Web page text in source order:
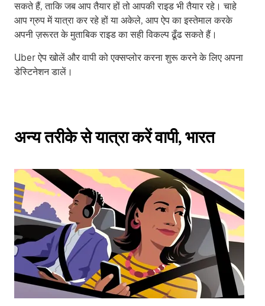
सकते हैं, ताकि जब आप तैयार हों तो आपकी राइड भी तैयार रहे। चाहे
आप ग्रुप में यात्रा कर रहे हों या अकेले, आप ऐप का इस्तेमाल करके
अपनी ज़रूरत के मुताबिक राइड का सही विकल्प ढूँढ सकते हैं।
Uber ऐप खोलें और वापी को एक्सप्लोर करना शुरू करने के लिए अपना
डेस्टिनेशन डालें।
अन्य तरीके से यात्रा करें वापी, भारत